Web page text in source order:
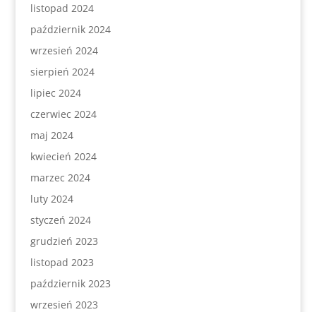
listopad 2024
październik 2024
wrzesień 2024
sierpień 2024
lipiec 2024
czerwiec 2024
maj 2024
kwiecień 2024
marzec 2024
luty 2024
styczeń 2024
grudzień 2023
listopad 2023
październik 2023
wrzesień 2023